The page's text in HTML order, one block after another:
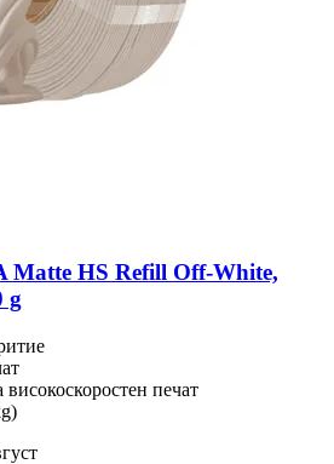
Matte HS Refill Off-​White,
g
печат